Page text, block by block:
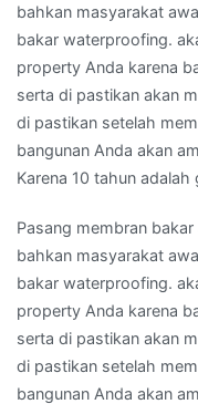
bahkan masyarakat
bakar waterproofing.
property Anda karena
serta di pastikan akan
di pastikan setelah
bangunan Anda akan
Karena 10 tahun
Pasang membran
bahkan masyarakat
bakar waterproofing.
property Anda karena
serta di pastikan akan
di pastikan setelah
bangunan Anda akan